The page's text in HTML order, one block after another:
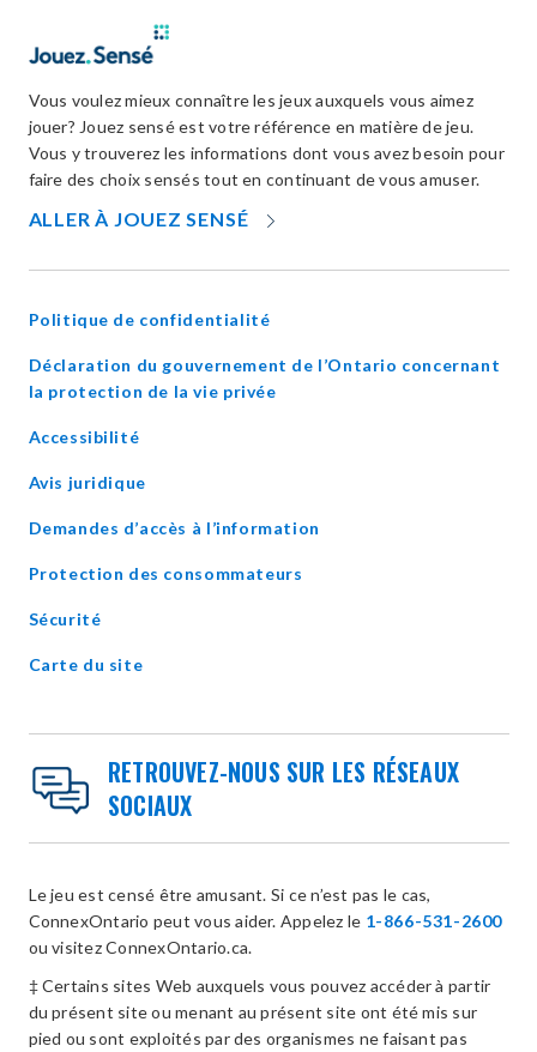
Vous voulez mieux connaître les jeux auxquels vous aimez
jouer? Jouez sensé est votre référence en matière de jeu.
Vous y trouverez les informations dont vous avez besoin pour
faire des choix sensés tout en continuant de vous amuser.
ALLER À JOUEZ SENSÉ
NEW
Politique de confidentialité
Déclaration du gouvernement de l’Ontario concernant
la protection de la vie privéeopens
Accessibilité
Avis juridique
Demandes d’accès à l’information
Protection des consommateurs
Sécurité
Carte du site
RETROUVEZ-NOUS SUR LES RÉSEAUX
SOCIAUX
Le jeu est censé être amusant. Si ce n’est pas le cas,
ConnexOntario peut vous aider. Appelez le 1-866-531-2600
ou visitez ConnexOntario.ca.
‡ Certains sites Web auxquels vous pouvez accéder à partir
du présent site ou menant au présent site ont été mis sur
pied ou sont exploités par des organismes ne faisant pas